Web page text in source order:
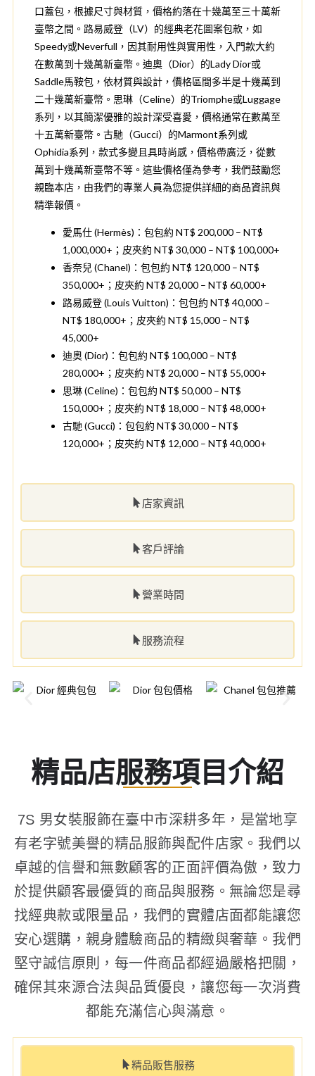
店家資訊
客戶評論
營業時間
服務流程
口蓋包，根據尺寸與材質，價格約落在十幾萬至三十萬新
臺幣之間。路易威登（LV）的經典老花圖案包款，如
Speedy或Neverfull，因其耐用性與實用性，入門款大約
在數萬到十幾萬新臺幣。迪奧（Dior）的Lady Dior或
Saddle馬鞍包，依材質與設計，價格區間多半是十幾萬到
二十幾萬新臺幣。思琳（Celine）的Triomphe或Luggage
系列，以其簡潔優雅的設計深受喜愛，價格通常在數萬至
十五萬新臺幣。古馳（Gucci）的Marmont系列或
Ophidia系列，款式多變且具時尚感，價格帶廣泛，從數
萬到十幾萬新臺幣不等。這些價格僅為參考，我們鼓勵您
親臨本店，由我們的專業人員為您提供詳細的商品資訊與
精準報價。
愛馬仕 (Hermès)：包包約 NT$ 200,000 – NT$
1,000,000+；皮夾約 NT$ 30,000 – NT$ 100,000+
香奈兒 (Chanel)：包包約 NT$ 120,000 – NT$
350,000+；皮夾約 NT$ 20,000 – NT$ 60,000+
路易威登 (Louis Vuitton)：包包約 NT$ 40,000 –
NT$ 180,000+；皮夾約 NT$ 15,000 – NT$
45,000+
迪奧 (Dior)：包包約 NT$ 100,000 – NT$
280,000+；皮夾約 NT$ 20,000 – NT$ 55,000+
思琳 (Celine)：包包約 NT$ 50,000 – NT$
150,000+；皮夾約 NT$ 18,000 – NT$ 48,000+
古馳 (Gucci)：包包約 NT$ 30,000 – NT$
120,000+；皮夾約 NT$ 12,000 – NT$ 40,000+
精品店服務項目介紹
7S 男女裝服飾在臺中市深耕多年，是當地享
有老字號美譽的精品服飾與配件店家。我們以
卓越的信譽和無數顧客的正面評價為傲，致力
於提供顧客最優質的商品與服務。無論您是尋
找經典款或限量品，我們的實體店面都能讓您
安心選購，親身體驗商品的精緻與奢華。我們
堅守誠信原則，每一件商品都經過嚴格把關，
確保其來源合法與品質優良，讓您每一次消費
都能充滿信心與滿意。
精品販售服務